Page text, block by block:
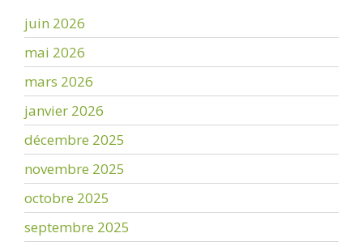
juin 2026
mai 2026
mars 2026
janvier 2026
décembre 2025
novembre 2025
octobre 2025
septembre 2025